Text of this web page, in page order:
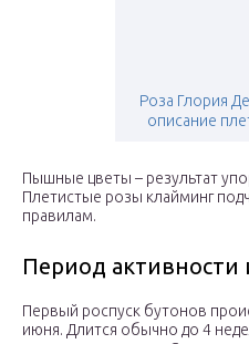
Роза Глория
описание
Пышные цветы – результат
Плетистые розы клайминг
правилам.
Период активности
Первый роспуск бутонов
июня. Длится обычно до 4